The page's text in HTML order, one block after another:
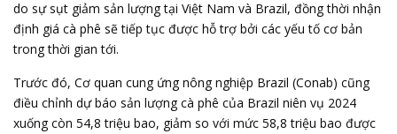
do sự sụt giảm sản lượng tại Việt Nam và Brazil, đồng thời nhận
định giá cà phê sẽ tiếp tục được hỗ trợ bởi các yếu tố cơ bản
trong thời gian tới.
Trước đó, Cơ quan cung ứng nông nghiệp Brazil (Conab) cũng
điều chỉnh dự báo sản lượng cà phê của Brazil niên vụ 2024
xuống còn 54,8 triệu bao, giảm so với mức 58,8 triệu bao được